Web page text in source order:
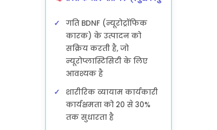
गति BDNF (न्यूरोट्रॉफिक
कारक) के उत्पादन को
सक्रिय करती है, जो
न्यूरोप्लास्टिसिटी के लिए
आवश्यक है
शारीरिक व्यायाम कार्यकारी
कार्यक्षमता को 20 से 30%
तक सुधारता है